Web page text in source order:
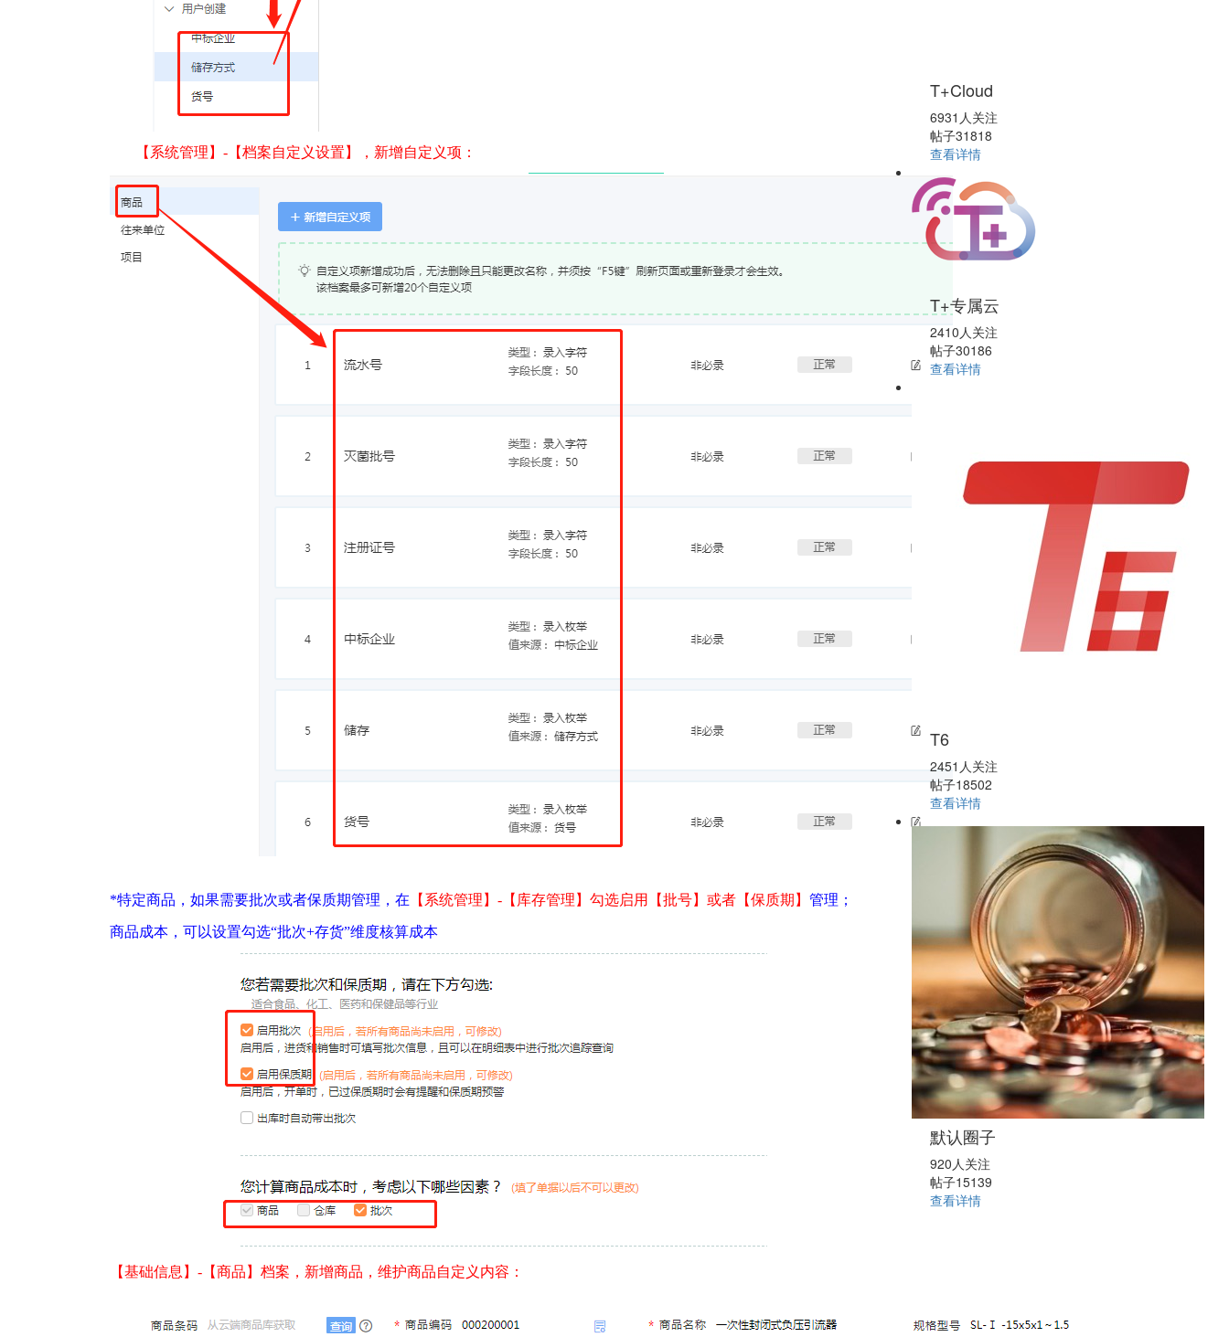
【系统管理】-【档案自定义设置】，新增自定义项：
*特定商品，如果需要批次或者保质期管理，在 【系统管理】-【库存管理】勾选启用【批号】或者【保质期】 管理；
商品成本，可以设置勾选“批次+存货”维度核算成本
【基础信息】-【商品】档案，新增商品，维护商品自定义内容：
T+Cloud
6931人关注
帖子31818
查看详情
T+专属云
2410人关注
帖子30186
查看详情
T6
2451人关注
帖子18502
查看详情
默认圈子
920人关注
帖子15139
查看详情